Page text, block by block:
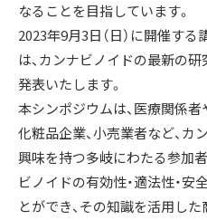
なることを目指しています。
2023年9月3日（日）に開催す
は、カンナビノイドの最新の
発表いたします。
本シンポジウムは、医療関係者
化粧品企業、小売業者など、
興味を持つ多岐にわたる参加
ビノイドの有効性・適法性・
とができ、その知識を活用し